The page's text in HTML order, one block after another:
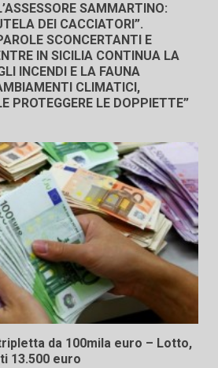
SAMMARTINO:
DEI CACCIATORI”.
SCONCERTANTI E
IN SICILIA CONTINUA LA
INCENDI E LA FAUNA
CLIMATICI,
PROTEGGERE LE DOPPIETTE”
da 100mila euro – Lotto,
13.500 euro